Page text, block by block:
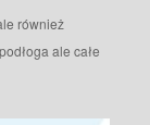
również
ale całe